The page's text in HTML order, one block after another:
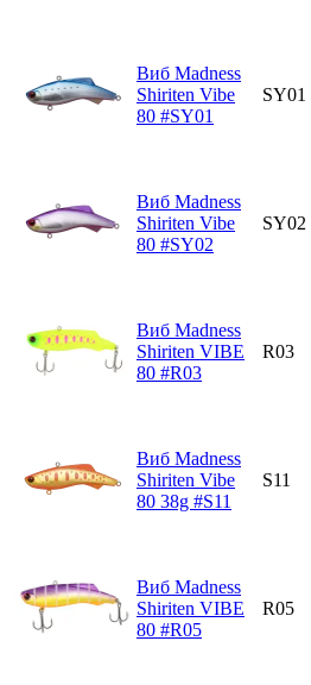
Виб Madness
Shiriten Vibe
80 #SY01
SY01
Виб Madness
Shiriten Vibe
80 #SY02
SY02
Виб Madness
Shiriten VIBE
80 #R03
R03
Виб Madness
Shiriten Vibe
80 38g #S11
S11
Виб Madness
Shiriten VIBE
80 #R05
R05